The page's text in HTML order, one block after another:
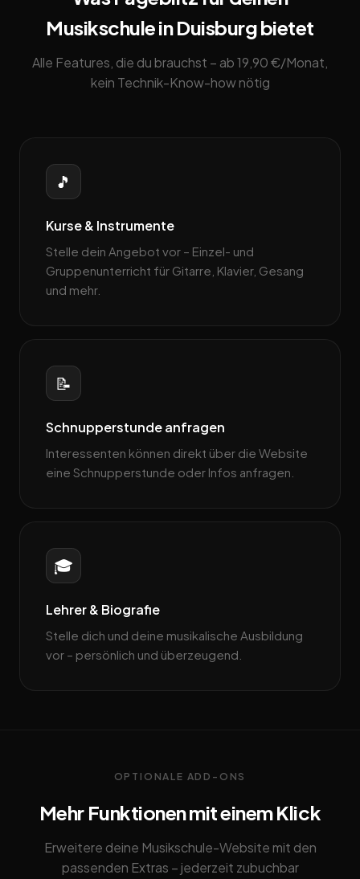
Musikschule in Duisburg bietet
Alle Features, die du brauchst – ab 19,90 €/Monat,
kein Technik-Know-how nötig
🎵
Kurse & Instrumente
Stelle dein Angebot vor – Einzel- und
Gruppenunterricht für Gitarre, Klavier, Gesang
und mehr.
📝
Schnupperstunde anfragen
Interessenten können direkt über die Website
eine Schnupperstunde oder Infos anfragen.
🎓
Lehrer & Biografie
Stelle dich und deine musikalische Ausbildung
vor – persönlich und überzeugend.
OPTIONALE ADD-ONS
Mehr Funktionen mit einem Klick
Erweitere deine Musikschule-Website mit den
passenden Extras – jederzeit zubuchbar